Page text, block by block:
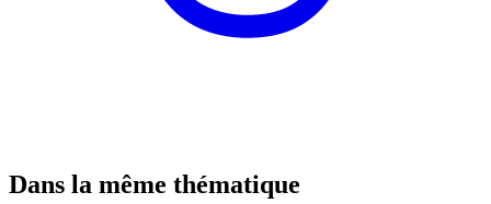
Dans la même thématique